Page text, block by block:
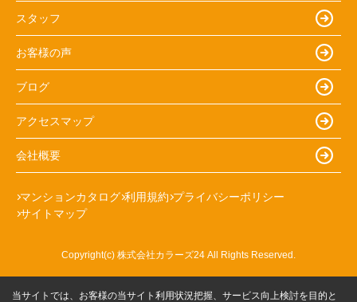
スタッフ
お客様の声
ブログ
アクセスマップ
会社概要
マンションカタログ 利用規約 プライバシーポリシー
サイトマップ
Copyright(c) 株式会社カラーズ24 All Rights Reserved.
当サイトでは、お客様の当サイト利用状況把握、サービス向上検討を目的と